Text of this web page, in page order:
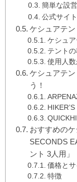
簡単な設営
公式サイ
ケシュアテ
ケシュ
テント
使用人数
ケシュアテ
う！
おすすめの
SECONDS
ント 3人用」
価格と
特徴